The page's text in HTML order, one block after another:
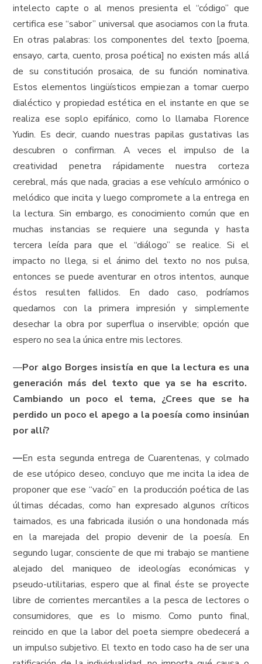
intelecto capte o al menos presienta el “código” que
certifica ese “sabor” universal que asociamos con la fruta.
En otras palabras: los componentes del texto [poema,
ensayo, carta, cuento, prosa poética] no existen más allá
de su constitución prosaica, de su función nominativa.
Estos elementos lingüísticos empiezan a tomar cuerpo
dialéctico y propiedad estética en el instante en que se
realiza ese soplo epifánico, como lo llamaba Florence
Yudin. Es decir, cuando nuestras papilas gustativas las
descubren o confirman. A veces el impulso de la
creatividad penetra rápidamente nuestra corteza
cerebral, más que nada, gracias a ese vehículo armónico o
melódico que incita y luego compromete a la entrega en
la lectura. Sin embargo, es conocimiento común que en
muchas instancias se requiere una segunda y hasta
tercera leída para que el “diálogo” se realice. Si el
impacto no llega, si el ánimo del texto no nos pulsa,
entonces se puede aventurar en otros intentos, aunque
éstos resulten fallidos. En dado caso, podríamos
quedarnos con la primera impresión y simplemente
desechar la obra por superflua o inservible; opción que
espero no sea la única entre mis lectores.
—Por algo Borges insistía en que la lectura es una
generación más del texto que ya se ha escrito.
Cambiando un poco el tema, ¿Crees que se ha
perdido un poco el apego a la poesía como insinúan
por allí?
—En esta segunda entrega de Cuarentenas, y colmado
de ese utópico deseo, concluyo que me incita la idea de
proponer que ese “vacío” en la producción poética de las
últimas décadas, como han expresado algunos críticos
taimados, es una fabricada ilusión o una hondonada más
en la marejada del propio devenir de la poesía. En
segundo lugar, consciente de que mi trabajo se mantiene
alejado del maniqueo de ideologías económicas y
pseudo-utilitarias, espero que al final éste se proyecte
libre de corrientes mercantiles a la pesca de lectores o
consumidores, que es lo mismo. Como punto final,
reincido en que la labor del poeta siempre obedecerá a
un impulso subjetivo. El texto en todo caso ha de ser una